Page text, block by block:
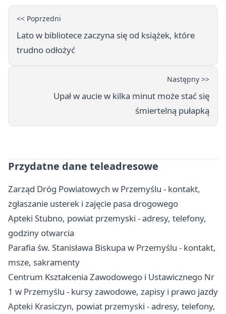
<< Poprzedni
Lato w bibliotece zaczyna się od książek, które
trudno odłożyć
Następny >>
Upał w aucie w kilka minut może stać się
śmiertelną pułapką
Przydatne dane teleadresowe
Zarząd Dróg Powiatowych w Przemyślu - kontakt,
zgłaszanie usterek i zajęcie pasa drogowego
Apteki Stubno, powiat przemyski - adresy, telefony,
godziny otwarcia
Parafia św. Stanisława Biskupa w Przemyślu - kontakt,
msze, sakramenty
Centrum Kształcenia Zawodowego i Ustawicznego Nr
1 w Przemyślu - kursy zawodowe, zapisy i prawo jazdy
Apteki Krasiczyn, powiat przemyski - adresy, telefony,